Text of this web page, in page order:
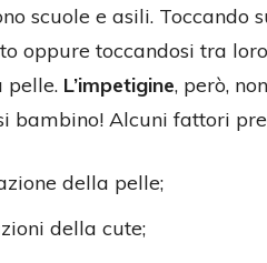
scuole e asili. Toccando
oppure toccandosi tra
pelle. L’impetigine, però,
bambino! Alcuni fattori
della pelle;
della cute;